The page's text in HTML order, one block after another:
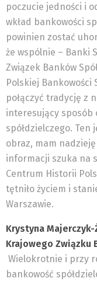
poczucie jedności i
wkład bankowości
powinien zostać
że wspólnie – Banki
Związek Banków
Polskiej Bankowości
połączyć tradycję z
interesujący sposób
spółdzielczego.
obraz, mam
informacji szuka na
Centrum Historii
tętniło życiem i
Warszawie.
Krystyna
Krajowego Związku
Wielokrotnie i przy
bankowość